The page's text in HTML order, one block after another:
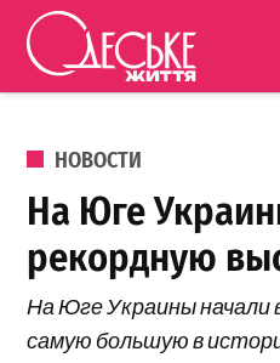
Перейти к содержанию
ОПУБЛИКОВАНО В
НОВОСТИ
На Юге
рекордную
На Юге Украины начали
самую большую в